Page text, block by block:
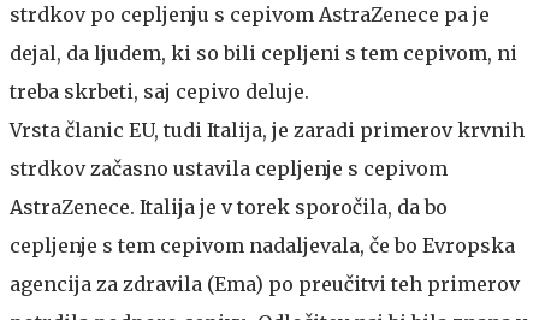
strdkov po cepljenju s cepivom AstraZenece pa je
dejal, da ljudem, ki so bili cepljeni s tem cepivom, ni
treba skrbeti, saj cepivo deluje.
Vrsta članic EU, tudi Italija, je zaradi primerov krvnih
strdkov začasno ustavila cepljenje s cepivom
AstraZenece. Italija je v torek sporočila, da bo
cepljenje s tem cepivom nadaljevala, če bo Evropska
agencija za zdravila (Ema) po preučitvi teh primerov